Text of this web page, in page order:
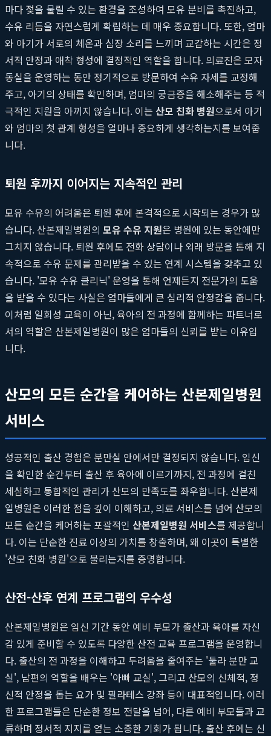
마다 젖을 물릴 수 있는 환경을 조성하여 모유 분비를 촉진하고,
수유 리듬을 자연스럽게 확립하는 데 매우 중요합니다. 또한, 엄마
와 아기가 서로의 체온과 심장 소리를 느끼며 교감하는 시간은 정
서적 안정과 애착 형성에 결정적인 역할을 합니다. 의료진은 모자
동실을 운영하는 동안 정기적으로 방문하여 수유 자세를 교정해
주고, 아기의 상태를 확인하며, 엄마의 궁금증을 해소해주는 등 적
극적인 지원을 아끼지 않습니다. 이는 산모 친화 병원으로서 아기
와 엄마의 첫 관계 형성을 얼마나 중요하게 생각하는지를 보여줍
니다.
퇴원 후까지 이어지는 지속적인 관리
모유 수유의 어려움은 퇴원 후에 본격적으로 시작되는 경우가 많
습니다. 산본제일병원의 모유 수유 지원은 병원에 있는 동안에만
그치지 않습니다. 퇴원 후에도 전화 상담이나 외래 방문을 통해 지
속적으로 수유 문제를 관리받을 수 있는 연계 시스템을 갖추고 있
습니다. '모유 수유 클리닉' 운영을 통해 언제든지 전문가의 도움
을 받을 수 있다는 사실은 엄마들에게 큰 심리적 안정감을 줍니다.
이처럼 일회성 교육이 아닌, 육아의 전 과정에 함께하는 파트너로
서의 역할은 산본제일병원이 많은 엄마들의 신뢰를 받는 이유입
니다.
산모의 모든 순간을 케어하는 산본제일병원
서비스
성공적인 출산 경험은 분만실 안에서만 결정되지 않습니다. 임신
을 확인한 순간부터 출산 후 육아에 이르기까지, 전 과정에 걸친
세심하고 통합적인 관리가 산모의 만족도를 좌우합니다. 산본제
일병원은 이러한 점을 깊이 이해하고, 의료 서비스를 넘어 산모의
모든 순간을 케어하는 포괄적인 산본제일병원 서비스를 제공합니
다. 이는 단순한 진료 이상의 가치를 창출하며, 왜 이곳이 특별한
'산모 친화 병원'으로 불리는지를 증명합니다.
산전-산후 연계 프로그램의 우수성
산본제일병원은 임신 기간 동안 예비 부모가 출산과 육아를 자신
감 있게 준비할 수 있도록 다양한 산전 교육 프로그램을 운영합니
다. 출산의 전 과정을 이해하고 두려움을 줄여주는 '둘라 분만 교
실', 남편의 역할을 배우는 '아빠 교실', 그리고 산모의 신체적, 정
신적 안정을 돕는 요가 및 필라테스 강좌 등이 대표적입니다. 이러
한 프로그램들은 단순한 정보 전달을 넘어, 다른 예비 부모들과 교
류하며 정서적 지지를 얻는 소중한 기회가 됩니다. 출산 후에는 신